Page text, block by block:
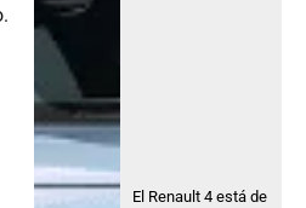
El Renault 4 está de